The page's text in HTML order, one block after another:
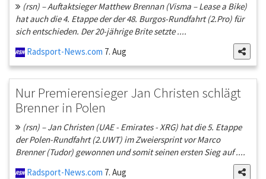
(rsn) – Auftaktsieger Matthew Brennan (Visma – Lease a Bike)
hat auch die 4. Etappe der der 48. Burgos-Rundfahrt (2.Pro) für
sich entschieden. Der 20-jährige Brite setzte ....
Radsport-News.com 7. Aug
Nur Premierensieger Jan Christen schlägt
Brenner in Polen
(rsn) – Jan Christen (UAE - Emirates - XRG) hat die 5. Etappe
der Polen-Rundfahrt (2.UWT) im Zweiersprint vor Marco
Brenner (Tudor) gewonnen und somit seinen ersten Sieg auf ....
Radsport-News.com 7. Aug